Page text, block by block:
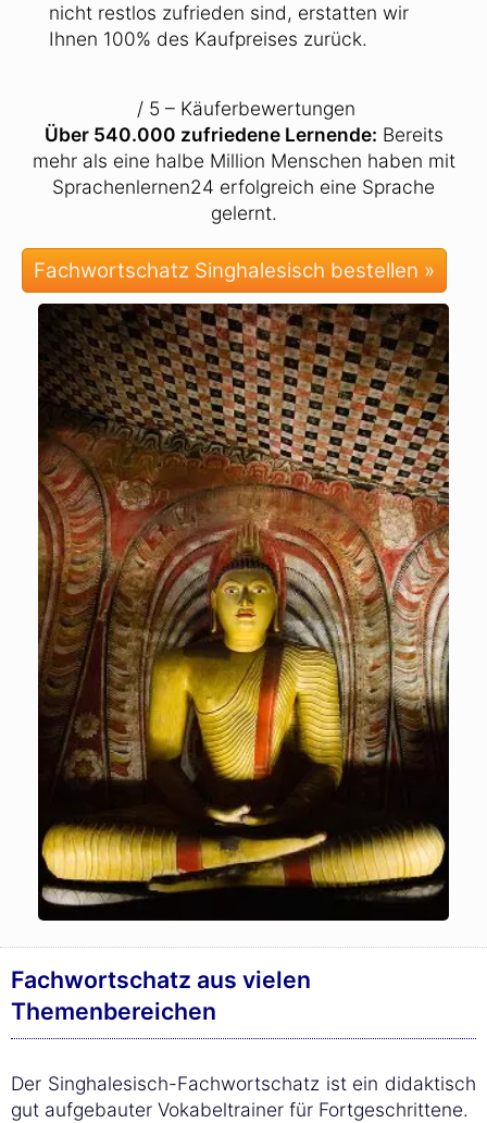
nicht restlos zufrieden sind, erstatten wir
Ihnen 100% des Kaufpreises zurück.
/ 5 – Käuferbewertungen
Über 540.000 zufriedene Lernende: Bereits
mehr als eine halbe Million Menschen haben mit
Sprachenlernen24 erfolgreich eine Sprache
gelernt.
Fachwortschatz Singhalesisch bestellen »
Fachwortschatz aus vielen
Themenbereichen
Der Singhalesisch-Fachwortschatz ist ein didaktisch
gut aufgebauter Vokabeltrainer für Fortgeschrittene.